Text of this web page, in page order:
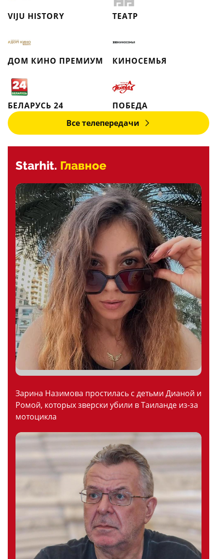
VIJU HISTORY ТЕАТР
ДОМ КИНО ПРЕМИУМ КИНОСЕМЬЯ
БЕЛАРУСЬ 24
ПОБЕДА
Все телепередачи
Starhit. Главное
Зарина Назимова простилась с детьми Дианой и
Ромой, которых зверски убили в Таиланде из-за
мотоцикла